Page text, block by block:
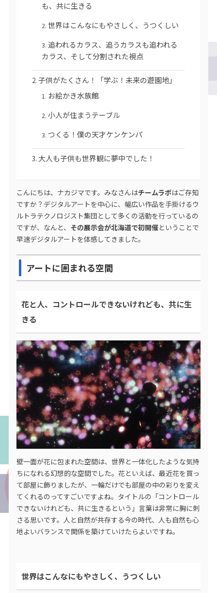
も、共に生きる
世界はこんなにもやさしく、うつくしい
追われるカラス、追うカラスも追われる
カラス、そして分割された視点
子供がたくさん！「学ぶ！未来の遊園地」
お絵かき水族館
小人が住まうテーブル
つくる！僕の天才ケンケンパ
大人も子供も世界観に夢中でした！
こんにちは、ナカジマです。みなさんはチームラボはご存知
ですか？デジタルアートを中心に、幅広い作品を手掛けるウ
ルトラテクノロジスト集団として多くの活動を行っているの
ですが、なんと、 その展示会が北海道で初開催ということで
早速デジタルアートを体感してきました。
アートに囲まれる空間
花と人、コントロールできないけれども、共に生
きる
壁一面が花に包まれた空間は、世界と一体化したような気持
ちになれる幻想的な空間でした。花といえば、最近花を買っ
て部屋に飾りましたが、一輪だけでも部屋の中の彩りを変え
てくれるのってすごいですよね。タイトルの「コントロール
できないけれども、共に生きるという」言葉は非常に胸に刺
さる思いです。人と自然が共存する今の時代、人も自然も心
地よいバランスで関係を築けていけたらよいですね。
世界はこんなにもやさしく、うつくしい